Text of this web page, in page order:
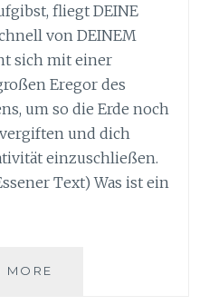
fliegt DEINE
von DEINEM
sich mit einer
Eregor des
um so die Erde noch
und dich
einzuschließen.
Text) Was ist ein
MORE